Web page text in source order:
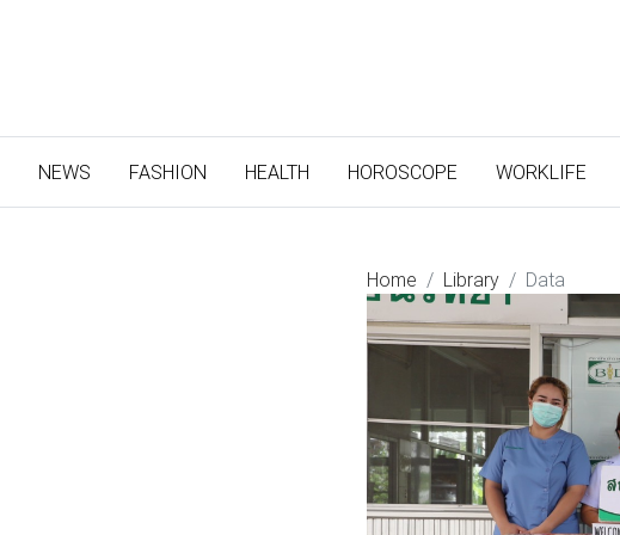
NEWS (CURRENT)
FASHION HEALTH HOROSCOPE WORKLIFE
Home Library Data